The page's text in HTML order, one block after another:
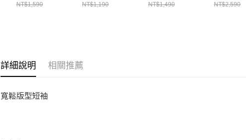
W2Y
NT$1,590
衣 MCJ751-W2Y
NT$1,190
W2Y
NT$1,490
W2Y
NT$2,590
詳細說明 相關推薦
寬鬆版型短袖